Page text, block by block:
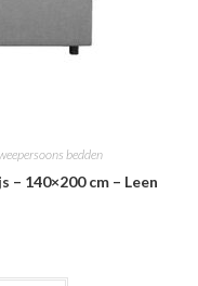
bedden
– 140×200 cm – Leen